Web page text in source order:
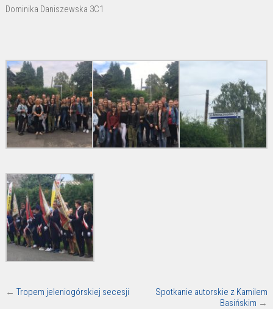
Dominika Daniszewska 3C1
← Tropem jeleniogórskiej secesji
Spotkanie autorskie z Kamilem
Basińskim →